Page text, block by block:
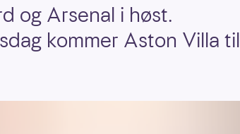
og Arsenal i høst.
kommer Aston Villa til